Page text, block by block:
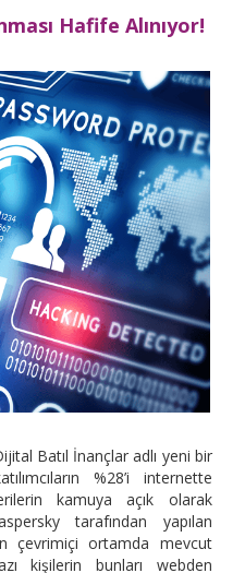
Hafife Alınıyor!
Batıl İnançlar adlı yeni bir
%28’i internette
kamuya açık olarak
tarafından yapılan
çevrimiçi ortamda mevcut
kişilerin bunları webden